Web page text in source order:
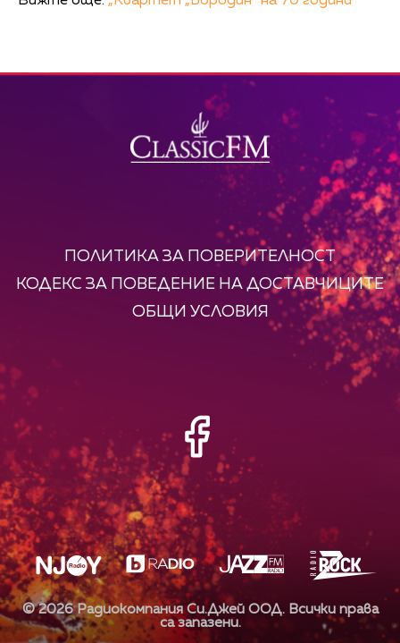
ПОЛИТИКА ЗА ПОВЕРИТЕЛНОСТ
КОДЕКС ЗА ПОВЕДЕНИЕ НА ДОСТАВЧИЦИТЕ
ОБЩИ УСЛОВИЯ
©2026Радиокомпания Си.Джей ООД. Всички права
са запазени.